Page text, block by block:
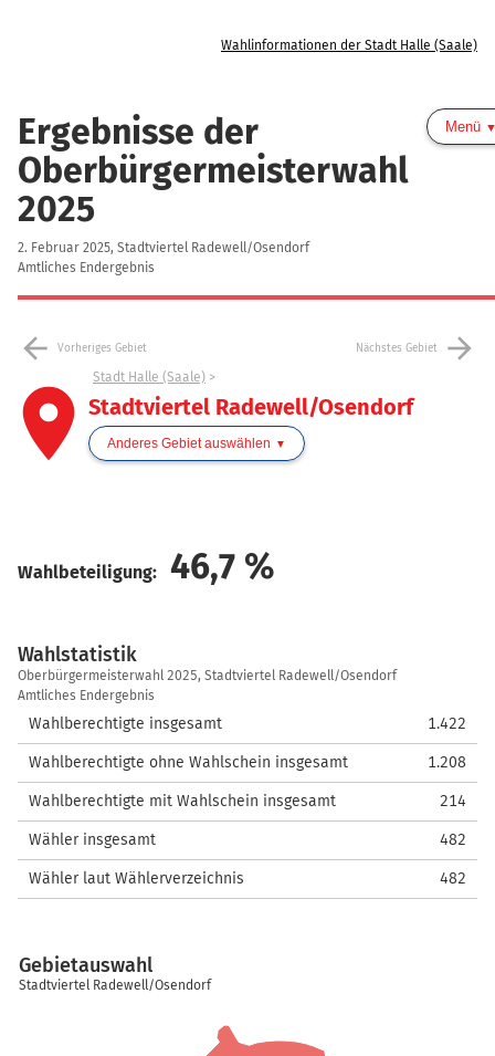
Wahlinformationen der Stadt Halle (Saale)
Ergebnisse der
Oberbürgermeisterwahl
2025
2. Februar 2025, Stadtviertel Radewell/Osendorf
Amtliches Endergebnis
Menü
arrow_back Vorheriges Gebiet Nächstes Gebiet arrow_forward
place
Stadt Halle (Saale)
Stadtviertel Radewell/Osendorf
Anderes Gebiet auswählen
Wahlbeteiligung: 46,7 %
Wahlstatistik
Wahlstatistik
Oberbürgermeisterwahl 2025, Stadtviertel Radewell/Osendorf
Amtliches Endergebnis
Wahlberechtigte insgesamt 1.422
Wahlberechtigte ohne Wahlschein insgesamt 1.208
Wahlberechtigte mit Wahlschein insgesamt 214
Wähler insgesamt 482
Wähler laut Wählerverzeichnis 482
Gebietauswahl
Stadtviertel Radewell/Osendorf